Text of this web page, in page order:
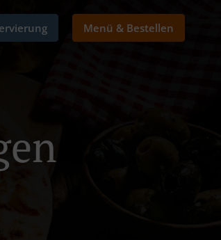
Menü & Bestellen